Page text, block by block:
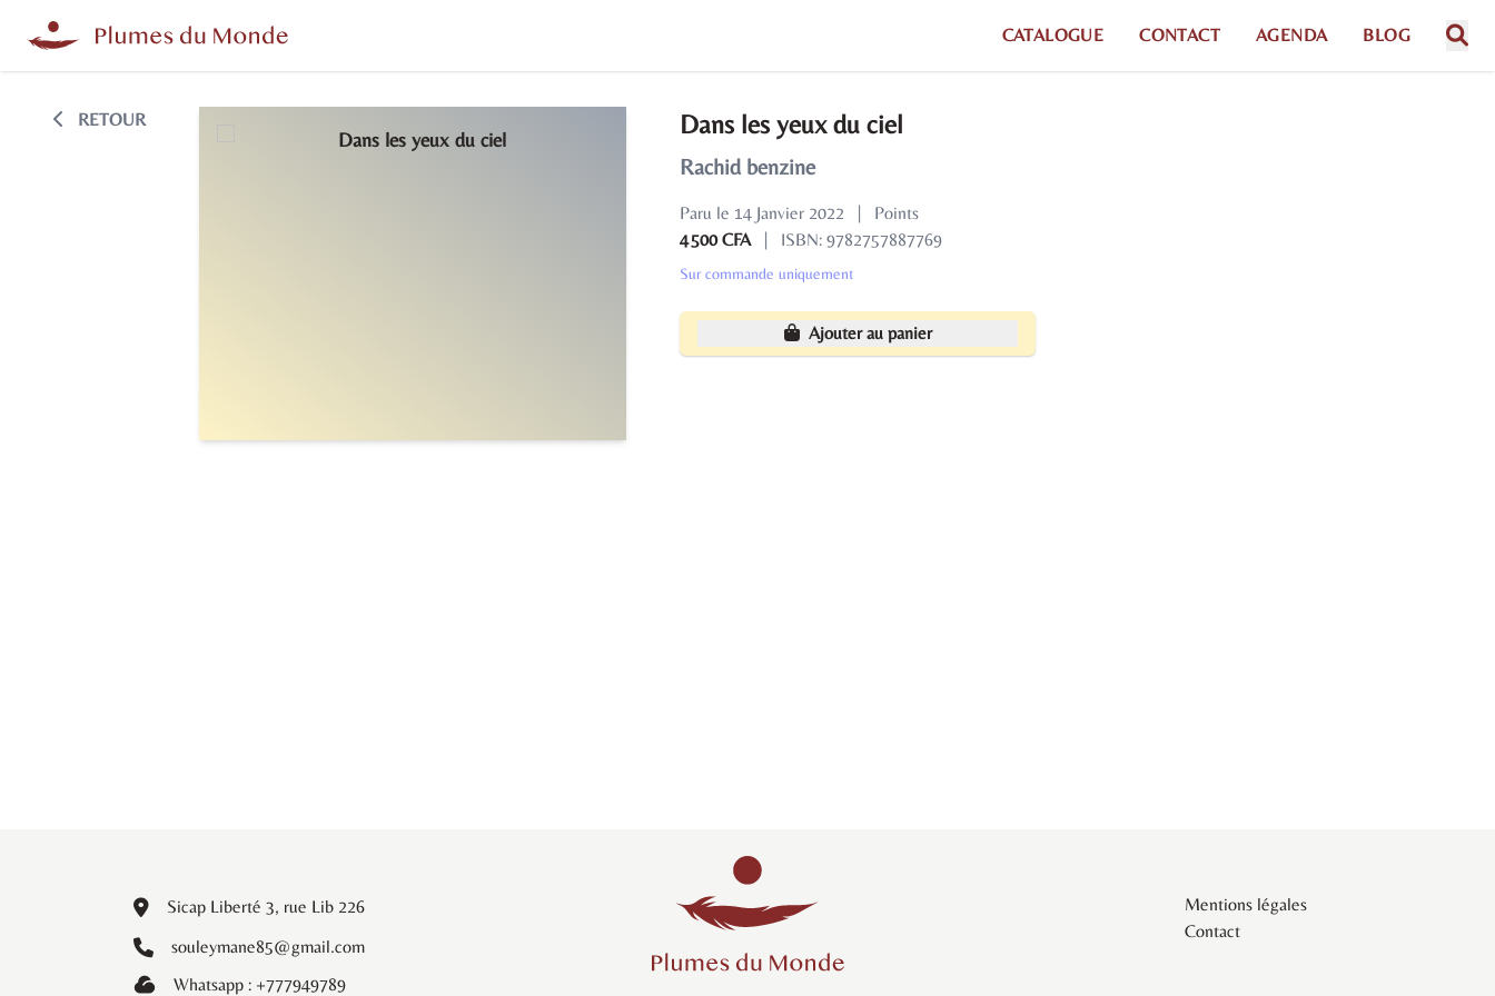
CATALOGUE CONTACT AGENDA BLOG
RETOUR Dans les yeux du ciel
Rachid benzine
Paru le 14 Janvier 2022 |
Points
4 500 CFA
| ISBN: 9782757887769
Sur commande uniquement
Ajouter au panier
Sicap Liberté 3, rue Lib 226
souleymane85@gmail.com
Whatsapp : +777949789
Mentions légales
Contact